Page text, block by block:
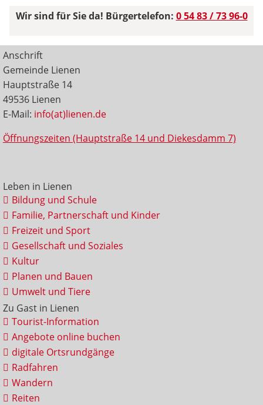
Wir sind für Sie da! Bürgertelefon: 0 54 83 / 73 96-0
Anschrift
Gemeinde Lienen
Hauptstraße 14
49536 Lienen
E-Mail: info(at)lienen.de
Öffnungszeiten (Hauptstraße 14 und Diekesdamm 7)
Leben in Lienen
Bildung und Schule
Familie, Partnerschaft und Kinder
Freizeit und Sport
Gesellschaft und Soziales
Kultur
Planen und Bauen
Umwelt und Tiere
Zu Gast in Lienen
Tourist-Information
Angebote online buchen
digitale Ortsrundgänge
Radfahren
Wandern
Reiten